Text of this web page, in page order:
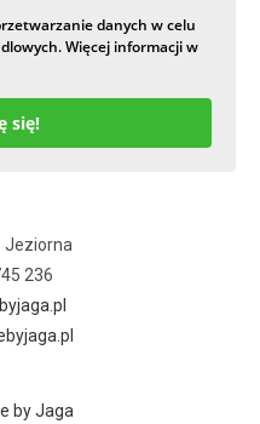
danych w celu
Więcej informacji w
się!
Jeziorna
236
by Jaga